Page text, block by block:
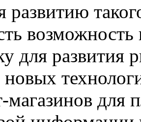
развитию
для развития
новых
для